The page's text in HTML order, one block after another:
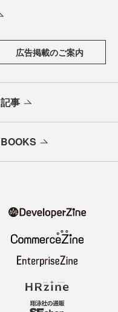
広告掲載のご案内
記事
BOOKS